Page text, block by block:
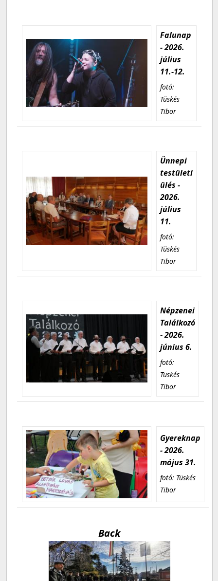
Falunap
- 2026.
július
11.-12.
fotó:
Tüskés
Tibor
Ünnepi
testületi
ülés -
2026.
július
11.
fotó:
Tüskés
Tibor
Népzenei
Találkozó
- 2026.
június 6.
fotó:
Tüskés
Tibor
Gyereknap
- 2026.
május 31.
fotó: Tüskés
Tibor
Back